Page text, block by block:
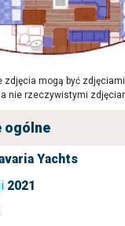
mogą być
nie rzeczywistymi
ogólne
Yachts
2021